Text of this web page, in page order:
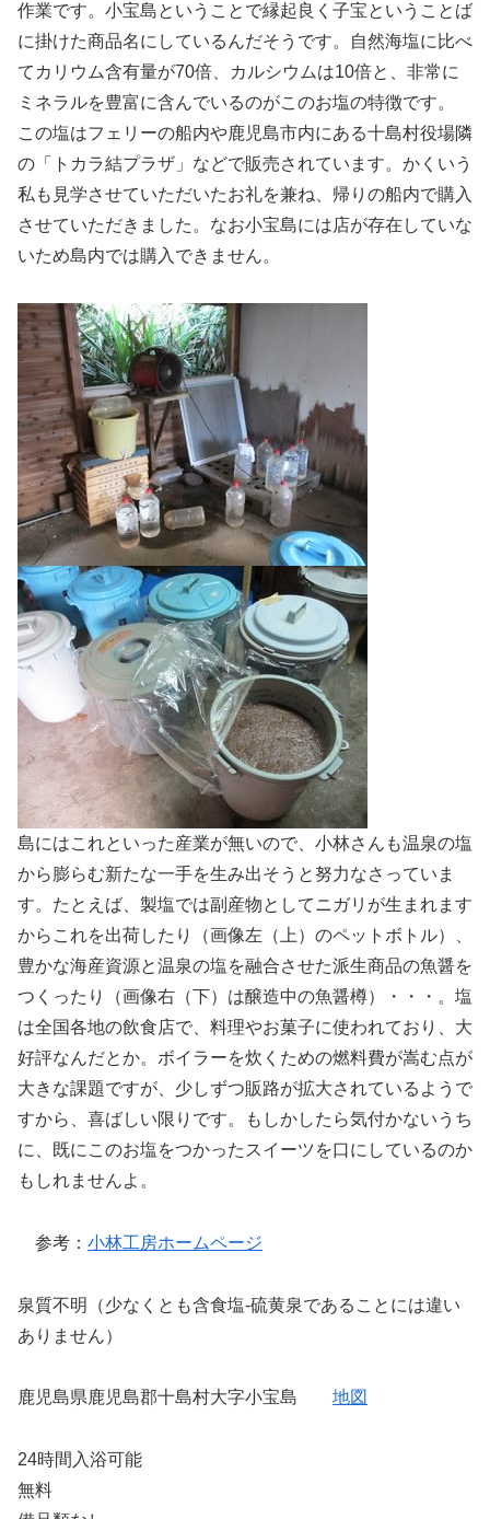
作業です。小宝島ということで縁起良く子宝ということば
に掛けた商品名にしているんだそうです。自然海塩に比べ
てカリウム含有量が70倍、カルシウムは10倍と、非常に
ミネラルを豊富に含んでいるのがこのお塩の特徴です。
この塩はフェリーの船内や鹿児島市内にある十島村役場隣
の「トカラ結プラザ」などで販売されています。かくいう
私も見学させていただいたお礼を兼ね、帰りの船内で購入
させていただきました。なお小宝島には店が存在していな
いため島内では購入できません。
島にはこれといった産業が無いので、小林さんも温泉の塩
から膨らむ新たな一手を生み出そうと努力なさっていま
す。たとえば、製塩では副産物としてニガリが生まれます
からこれを出荷したり（画像左（上）のペットボトル）、
豊かな海産資源と温泉の塩を融合させた派生商品の魚醤を
つくったり（画像右（下）は醸造中の魚醤樽）・・・。塩
は全国各地の飲食店で、料理やお菓子に使われており、大
好評なんだとか。ボイラーを炊くための燃料費が嵩む点が
大きな課題ですが、少しずつ販路が拡大されているようで
すから、喜ばしい限りです。もしかしたら気付かないうち
に、既にこのお塩をつかったスイーツを口にしているのか
もしれませんよ。
参考： 小林工房ホームページ
泉質不明（少なくとも含食塩-硫黄泉であることには違い
ありません）
鹿児島県鹿児島郡十島村大字小宝島 地図
24時間入浴可能
無料